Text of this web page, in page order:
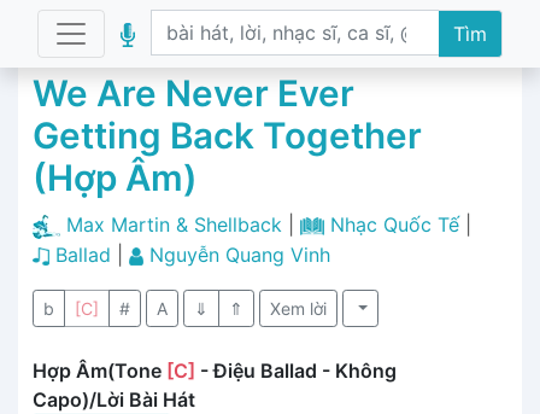
Tìm
We Are Never Ever
Getting Back Together
(Hợp Âm)
Max Martin & Shellback Nhạc Quốc Tế|
Ballad
Nguyễn Quang Vinh
b [C] # A ⇓ ⇑ Xem lời
Hợp Âm(Tone [C] - Điệu Ballad - Không
Capo)/Lời Bài Hát